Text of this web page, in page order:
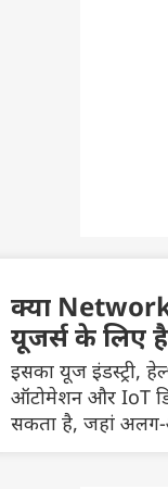
क्या
यूजर्स के लिए
इसका यूज इंडस्ट्री,
ऑटोमेशन और IoT
सकता है, जहां अलग-